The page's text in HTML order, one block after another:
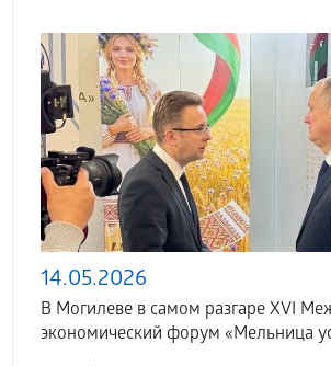
14.05.2026
В Могилеве в самом разгаре XVI
экономический форум «Мельница